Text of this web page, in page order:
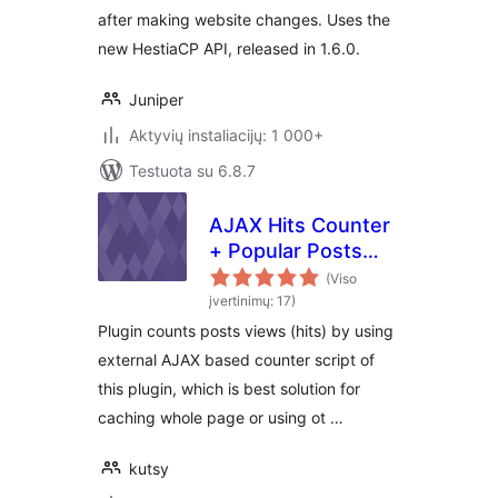
after making website changes. Uses the
new HestiaCP API, released in 1.6.0.
Juniper
Aktyvių instaliacijų: 1 000+
Testuota su 6.8.7
AJAX Hits Counter
+ Popular Posts
Widget
(Viso
įvertinimų: 17)
Plugin counts posts views (hits) by using
external AJAX based counter script of
this plugin, which is best solution for
caching whole page or using ot …
kutsy